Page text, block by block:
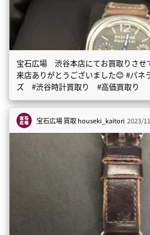
宝石広場 渋谷本店にてお買取りさ
来店ありがとうございました😊 #パ
ズ #渋谷時計買取り #高価買取り
宝石広場 買取houseki_kaitori 2023/